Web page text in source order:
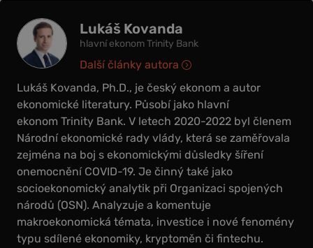
Lukáš Kovanda
hlavní ekonom Trinity Bank
Lukáš Kovanda, Ph.D., je český ekonom a autor
ekonomické literatury. Působí jako hlavní
ekonom Trinity Bank. V letech 2020-2022 byl členem
Národní ekonomické rady vlády, která se zaměřovala
zejména na boj s ekonomickými důsledky šíření
onemocnění COVID-19. Je činný také jako
socioekonomický analytik při Organizaci spojených
národů (OSN). Analyzuje a komentuje
makroekonomická témata, investice i nové fenomény
typu sdílené ekonomiky, kryptoměn či fintechu.
Další články autora